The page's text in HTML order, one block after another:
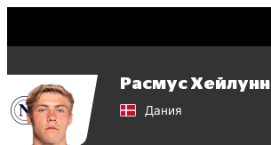
Расмус Хейлунн
Дания